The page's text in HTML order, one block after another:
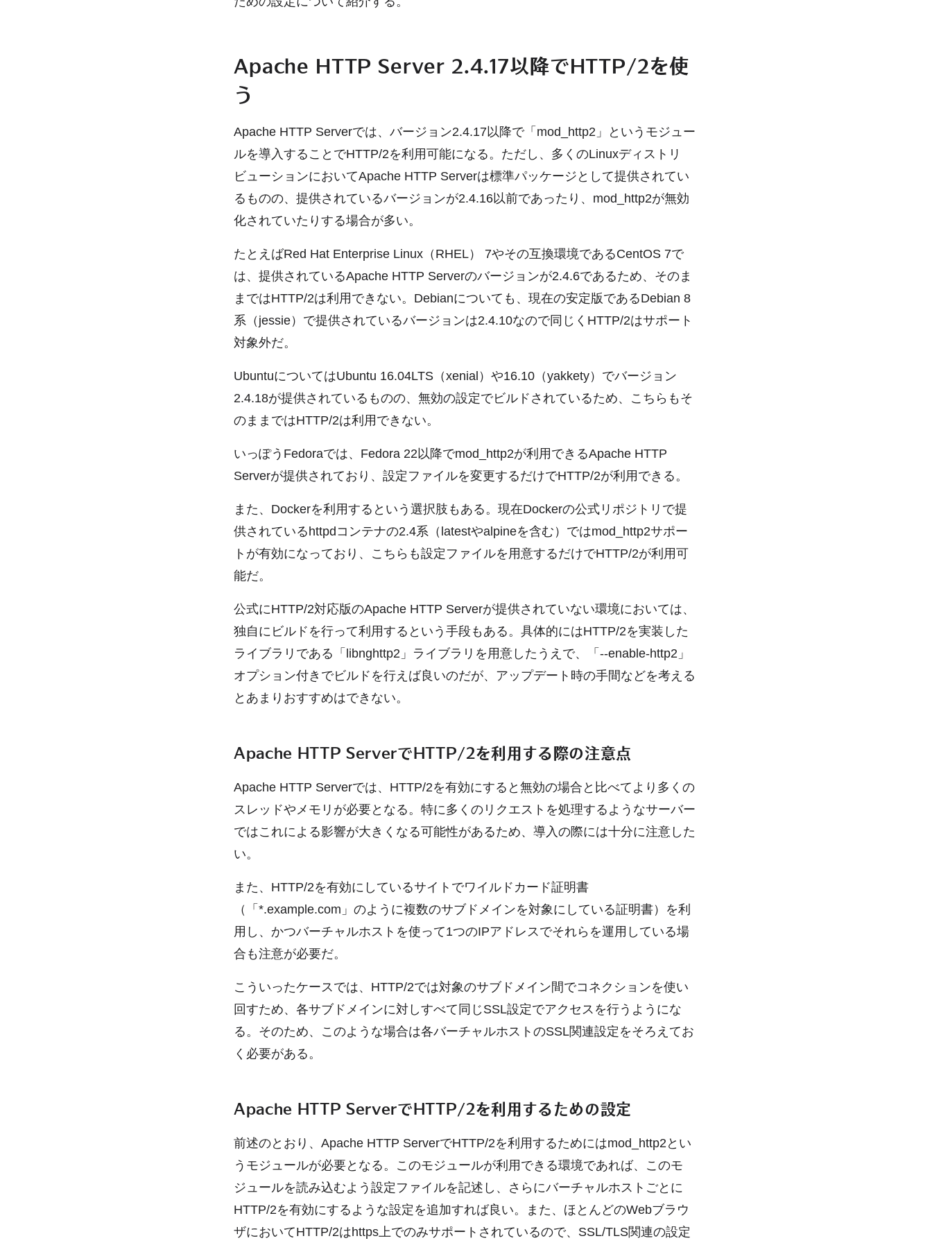
Apache HTTP Server 2.4.17以降でHTTP/2を使
う
Apache HTTP Serverでは、バージョン2.4.17以降で「mod_http2」というモジュー
ルを導入することでHTTP/2を利用可能になる。ただし、多くのLinuxディストリ
ビューションにおいてApache HTTP Serverは標準パッケージとして提供されてい
るものの、提供されているバージョンが2.4.16以前であったり、mod_http2が無効
化されていたりする場合が多い。
たとえばRed Hat Enterprise Linux（RHEL） 7やその互換環境であるCentOS 7で
は、提供されているApache HTTP Serverのバージョンが2.4.6であるため、そのま
まではHTTP/2は利用できない。Debianについても、現在の安定版であるDebian 8
系（jessie）で提供されているバージョンは2.4.10なので同じくHTTP/2はサポート
対象外だ。
UbuntuについてはUbuntu 16.04LTS（xenial）や16.10（yakkety）でバージョン
2.4.18が提供されているものの、無効の設定でビルドされているため、こちらもそ
のままではHTTP/2は利用できない。
いっぽうFedoraでは、Fedora 22以降でmod_http2が利用できるApache HTTP
Serverが提供されており、設定ファイルを変更するだけでHTTP/2が利用できる。
また、Dockerを利用するという選択肢もある。現在Dockerの公式リポジトリで提
供されているhttpdコンテナの2.4系（latestやalpineを含む）ではmod_http2サポー
トが有効になっており、こちらも設定ファイルを用意するだけでHTTP/2が利用可
能だ。
公式にHTTP/2対応版のApache HTTP Serverが提供されていない環境においては、
独自にビルドを行って利用するという手段もある。具体的にはHTTP/2を実装した
ライブラリである「libnghttp2」ライブラリを用意したうえで、「--enable-http2」
オプション付きでビルドを行えば良いのだが、アップデート時の手間などを考える
とあまりおすすめはできない。
Apache HTTP ServerでHTTP/2を利用する際の注意点
Apache HTTP Serverでは、HTTP/2を有効にすると無効の場合と比べてより多くの
スレッドやメモリが必要となる。特に多くのリクエストを処理するようなサーバー
ではこれによる影響が大きくなる可能性があるため、導入の際には十分に注意した
い。
また、HTTP/2を有効にしているサイトでワイルドカード証明書
（「*.example.com」のように複数のサブドメインを対象にしている証明書）を利
用し、かつバーチャルホストを使って1つのIPアドレスでそれらを運用している場
合も注意が必要だ。
こういったケースでは、HTTP/2では対象のサブドメイン間でコネクションを使い
回すため、各サブドメインに対しすべて同じSSL設定でアクセスを行うようにな
る。そのため、このような場合は各バーチャルホストのSSL関連設定をそろえてお
く必要がある。
Apache HTTP ServerでHTTP/2を利用するための設定
前述のとおり、Apache HTTP ServerでHTTP/2を利用するためにはmod_http2とい
うモジュールが必要となる。このモジュールが利用できる環境であれば、このモ
ジュールを読み込むよう設定ファイルを記述し、さらにバーチャルホストごとに
HTTP/2を有効にするような設定を追加すれば良い。また、ほとんどのWebブラウ
ザにおいてHTTP/2はhttps上でのみサポートされているので、SSL/TLS関連の設定